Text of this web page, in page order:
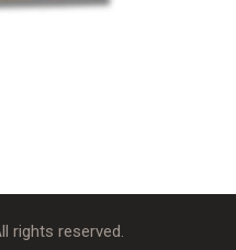
rights reserved.